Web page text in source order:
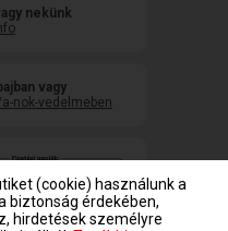
nekünk
vagy
nok-vedelmeben
(cookie) használunk a
biztonság érdekében,
hirdetések személyre